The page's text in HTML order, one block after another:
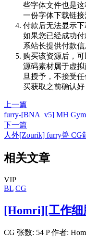
些字体文件也是
一份字体下载链接
付款后无法显示
如果您已经成功
系站长提供付款
购买该资源后，可
源码素材属于虚
旦授予，不接受
买获取之前确认
上一篇
furry-[BNA_v5] MH
下一篇
人外[Zourik] furry兽 CG
相关文章
VIP
BL CG
[Homri][工作细
CG 张数: 54 P 作者: